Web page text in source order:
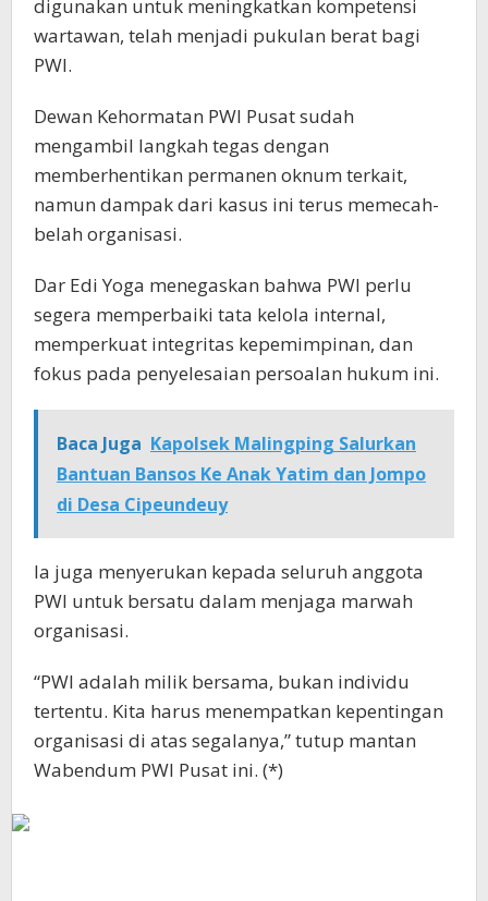
digunakan untuk meningkatkan kompetensi
wartawan, telah menjadi pukulan berat bagi
PWI.
Dewan Kehormatan PWI Pusat sudah
mengambil langkah tegas dengan
memberhentikan permanen oknum terkait,
namun dampak dari kasus ini terus memecah-
belah organisasi.
Dar Edi Yoga menegaskan bahwa PWI perlu
segera memperbaiki tata kelola internal,
memperkuat integritas kepemimpinan, dan
fokus pada penyelesaian persoalan hukum ini.
Baca Juga Kapolsek Malingping Salurkan
Bantuan Bansos Ke Anak Yatim dan Jompo
di Desa Cipeundeuy
Ia juga menyerukan kepada seluruh anggota
PWI untuk bersatu dalam menjaga marwah
organisasi.
“PWI adalah milik bersama, bukan individu
tertentu. Kita harus menempatkan kepentingan
organisasi di atas segalanya,” tutup mantan
Wabendum PWI Pusat ini. (*)